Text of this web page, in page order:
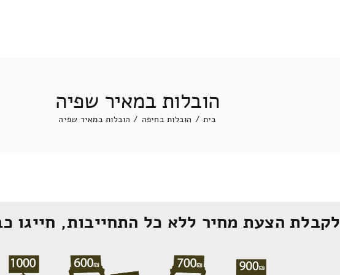
הובלות במאיר שפיה
בית / הובלות בחיפה / הובלות במאיר שפיה
לקבלת הצעת מחיר ללא כל התחייבות, חייגו